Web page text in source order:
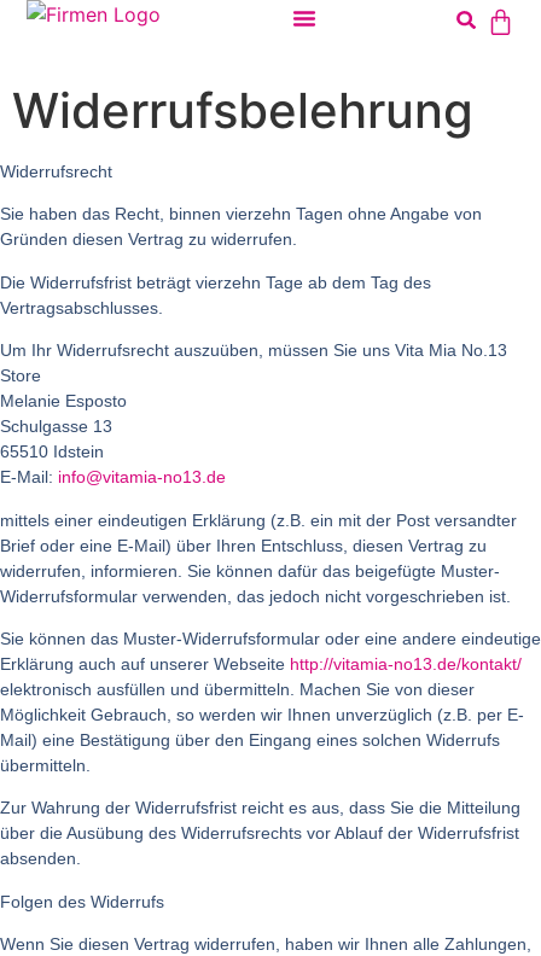
Widerrufsbelehrung
Widerrufsrecht
Sie haben das Recht, binnen vierzehn Tagen ohne Angabe von
Gründen diesen Vertrag zu widerrufen.
Die Widerrufsfrist beträgt vierzehn Tage ab dem Tag des
Vertragsabschlusses.
Um Ihr Widerrufsrecht auszuüben, müssen Sie uns Vita Mia No.13
Store
Melanie Esposto
Schulgasse 13
65510 Idstein
E-Mail: info@vitamia-no13.de
mittels einer eindeutigen Erklärung (z.B. ein mit der Post versandter
Brief oder eine E-Mail) über Ihren Entschluss, diesen Vertrag zu
widerrufen, informieren. Sie können dafür das beigefügte Muster-
Widerrufsformular verwenden, das jedoch nicht vorgeschrieben ist.
Sie können das Muster-Widerrufsformular oder eine andere eindeutige
Erklärung auch auf unserer Webseite http://vitamia-no13.de/kontakt/
elektronisch ausfüllen und übermitteln. Machen Sie von dieser
Möglichkeit Gebrauch, so werden wir Ihnen unverzüglich (z.B. per E-
Mail) eine Bestätigung über den Eingang eines solchen Widerrufs
übermitteln.
Zur Wahrung der Widerrufsfrist reicht es aus, dass Sie die Mitteilung
über die Ausübung des Widerrufsrechts vor Ablauf der Widerrufsfrist
absenden.
Folgen des Widerrufs
Wenn Sie diesen Vertrag widerrufen, haben wir Ihnen alle Zahlungen,